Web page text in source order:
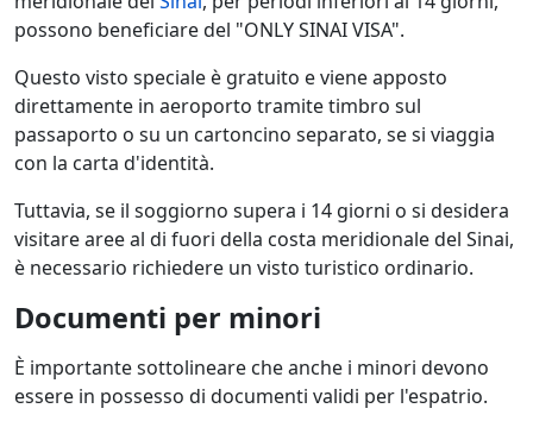
possono beneficiare del "ONLY SINAI VISA".
Questo visto speciale è gratuito e viene apposto
direttamente in aeroporto tramite timbro sul
passaporto o su un cartoncino separato, se si viaggia
con la carta d'identità.
Tuttavia, se il soggiorno supera i 14 giorni o si desidera
visitare aree al di fuori della costa meridionale del Sinai,
è necessario richiedere un visto turistico ordinario.
Documenti per minori
È importante sottolineare che anche i minori devono
essere in possesso di documenti validi per l'espatrio.